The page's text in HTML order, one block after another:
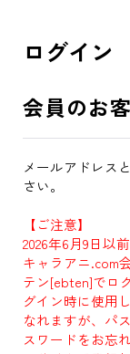
ログイン
会員のお
メールアドレス
さい。
【ご注意】
2026年6月9日以
キャラアニ.com
テン[ebten]でロ
グイン時に使用
なれますが、パ
スワードをお忘